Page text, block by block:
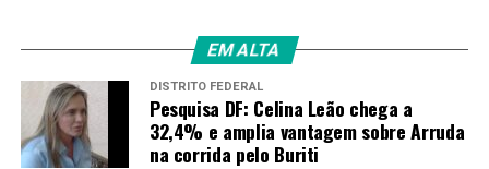
EM ALTA
DISTRITO FEDERAL
Pesquisa DF: Celina Leão chega a
32,4% e amplia vantagem sobre Arruda
na corrida pelo Buriti